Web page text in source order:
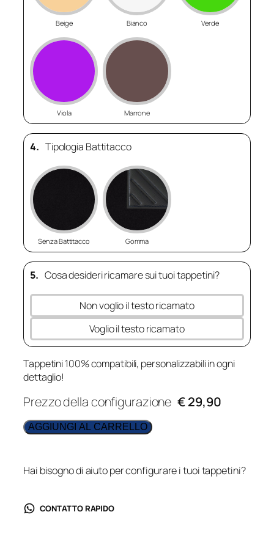
Beige Bianco Verde
Viola Marrone
4. Tipologia Battitacco
Senza Battitacco Gomma
5. Cosa desideri ricamare sui tuoi tappetini?
Non voglio il testo ricamato
Voglio il testo ricamato
Tappetini 100% compatibili, personalizzabili in ogni
dettaglio!
Prezzo della configurazione € 29,90
AGGIUNGI AL CARRELLO
Hai bisogno di aiuto per configurare i tuoi tappetini?
CONTATTO RAPIDO